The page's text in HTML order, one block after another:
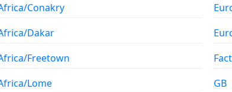
Conakry
Dakar
Freetown
Lome
GB